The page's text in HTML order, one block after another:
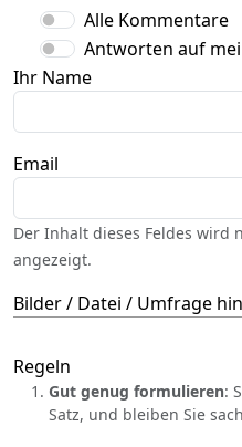
Alle Kommentare
Antworten auf
Ihr Name
Email
Der Inhalt dieses Feldes wird
angezeigt.
Bilder / Datei / Umfrage
Regeln
Gut genug formulieren:
Satz, und bleiben Sie